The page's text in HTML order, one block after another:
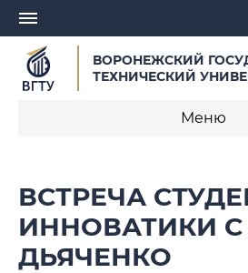
ВОРОНЕЖСКИЙ
ТЕХНИЧЕСКИЙ
Меню
СМИ о нас
ВСТРЕЧА
ИННОВАТИКИ
ДЬЯЧЕНКО